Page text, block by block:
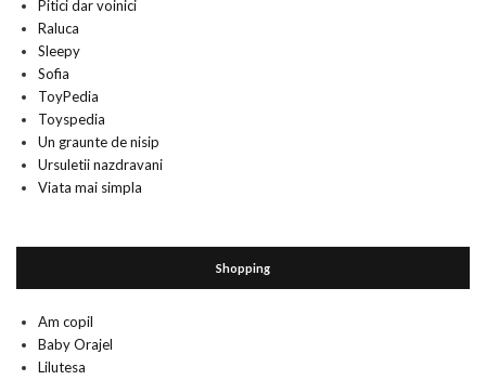
Pitici dar voinici
Raluca
Sleepy
Sofia
ToyPedia
Toyspedia
Un graunte de nisip
Ursuletii nazdravani
Viata mai simpla
Shopping
Am copil
Baby Orajel
Lilutesa